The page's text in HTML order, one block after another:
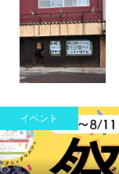
イベント